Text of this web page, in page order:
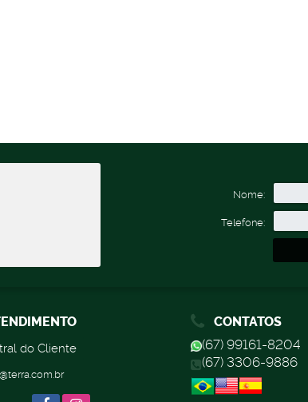
Nome:
Telefone:
do Cliente
CONTATOS
(67) 99161-8204
(67) 3306-9886